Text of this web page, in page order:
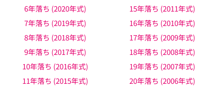
6年落ち (2020年式)
7年落ち (2019年式)
8年落ち (2018年式)
9年落ち (2017年式)
10年落ち (2016年式)
11年落ち (2015年式)
15年落ち (2011年式)
16年落ち (2010年式)
17年落ち (2009年式)
18年落ち (2008年式)
19年落ち (2007年式)
20年落ち (2006年式)